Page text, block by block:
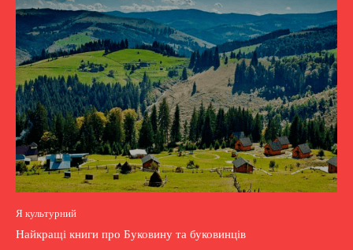
Я культурний
Найкращі книги про Буковину та буковинців